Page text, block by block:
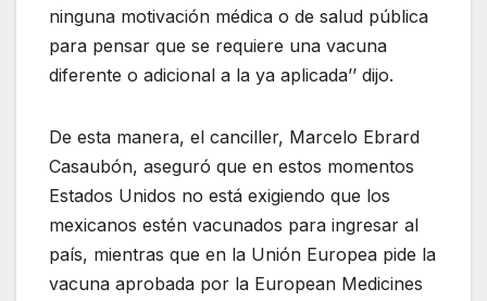
ninguna motivación médica o de salud pública
para pensar que se requiere una vacuna
diferente o adicional a la ya aplicada’’ dijo.
De esta manera, el canciller, Marcelo Ebrard
Casaubón, aseguró que en estos momentos
Estados Unidos no está exigiendo que los
mexicanos estén vacunados para ingresar al
país, mientras que en la Unión Europea pide la
vacuna aprobada por la European Medicines